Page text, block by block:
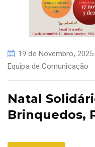
19 de Novembro, 2025
Equipa de Comunicação
Natal
Brinquedos,